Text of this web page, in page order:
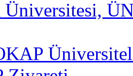
Üniversitesi,